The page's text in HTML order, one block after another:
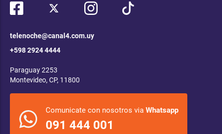
telenoche@canal4.com.uy
+598 2924 4444
Paraguay 2253
Montevideo, CP, 11800
Comunicate con nosotros via Whatsapp
091 444 001